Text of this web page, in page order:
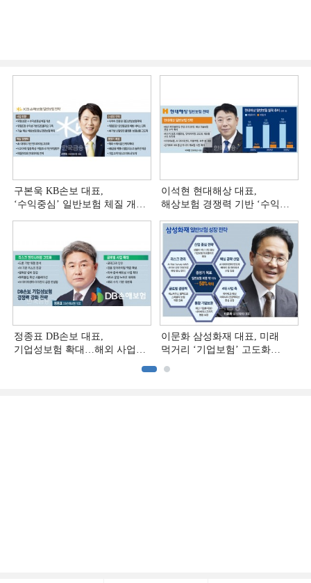
구본욱 KB손보 대표,
‘수익중심ʼ 일반보험 체질 개선
이석현 현대해상 대표,
해상보험 경쟁력 기반 ‘수익
(3)]
정종표 DB손보 대표,
기업성보험 확대…해외 사업
이문화 삼성화재 대표, 미래
먹거리 ‘기업보험’ 고도화